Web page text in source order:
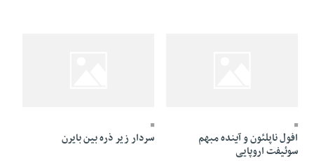
افول ناپلئون و آینده مبهم
سوئیفت‌ اروپایی
سردار زیر ذره بین بایرن